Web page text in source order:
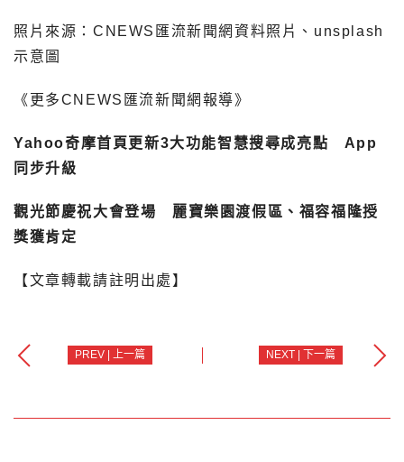
照片來源：CNEWS匯流新聞網資料照片、unsplash
示意圖
《更多CNEWS匯流新聞網報導》
Yahoo奇摩首頁更新3大功能智慧搜尋成亮點 App
同步升級
觀光節慶祝大會登場 麗寶樂園渡假區、福容福隆授
獎獲肯定
【文章轉載請註明出處】
PREV | 上一篇 NEXT | 下一篇